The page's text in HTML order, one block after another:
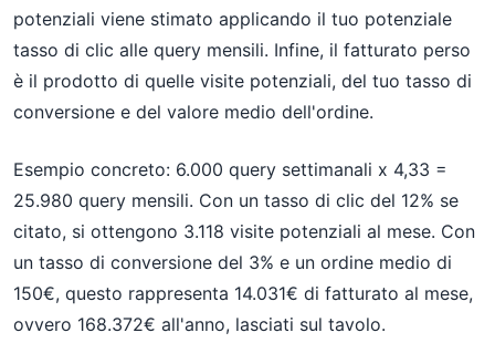
potenziali viene stimato applicando il tuo potenziale
tasso di clic alle query mensili. Infine, il fatturato perso
è il prodotto di quelle visite potenziali, del tuo tasso di
conversione e del valore medio dell'ordine.
Esempio concreto: 6.000 query settimanali x 4,33 =
25.980 query mensili. Con un tasso di clic del 12% se
citato, si ottengono 3.118 visite potenziali al mese. Con
un tasso di conversione del 3% e un ordine medio di
150€, questo rappresenta 14.031€ di fatturato al mese,
ovvero 168.372€ all'anno, lasciati sul tavolo.